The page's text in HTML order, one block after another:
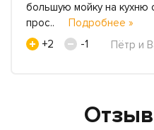
большую мойку на кухню
прос.. Подробнее »
+2
-1 Пётр и